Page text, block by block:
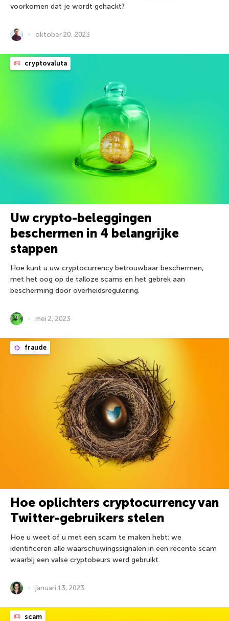
voorkomen dat je wordt gehackt?
oktober 20, 2023
cryptovaluta
Uw crypto-beleggingen
beschermen in 4 belangrijke
stappen
Hoe kunt u uw cryptocurrency betrouwbaar beschermen,
met het oog op de talloze scams en het gebrek aan
bescherming door overheidsregulering.
mei 2, 2023
fraude
Hoe oplichters cryptocurrency van
Twitter-gebruikers stelen
Hoe u weet of u met een scam te maken hebt: we
identificeren alle waarschuwingssignalen in een recente scam
waarbij een valse cryptobeurs werd gebruikt.
januari 13, 2023
scam